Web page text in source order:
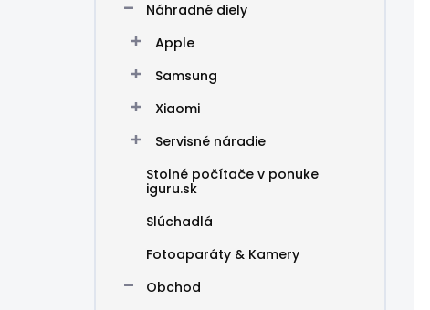
Náhradné diely
Apple
Samsung
Xiaomi
Servisné náradie
Stolné počítače v ponuke
iguru.sk
Slúchadlá
Fotoaparáty & Kamery
Obchod